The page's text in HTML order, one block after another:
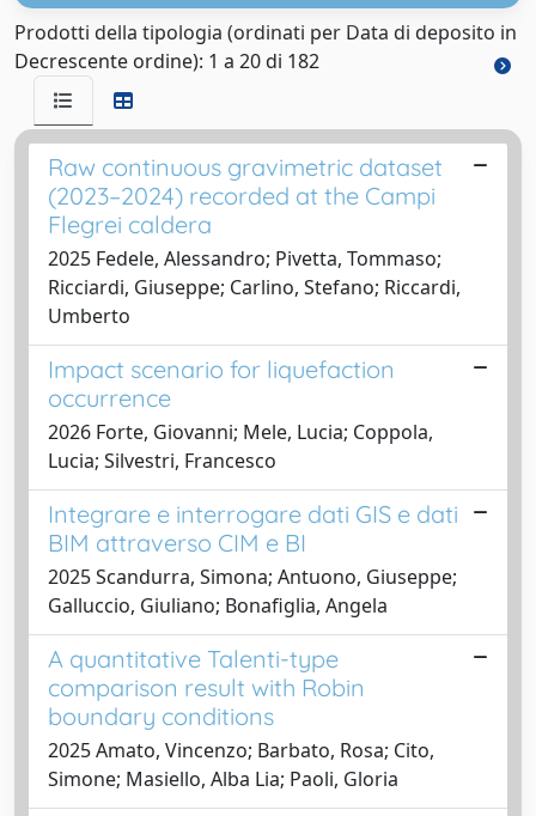
Prodotti della tipologia (ordinati per Data di deposito in
Decrescente ordine): 1 a 20 di 182
Raw continuous gravimetric dataset
(2023–2024) recorded at the Campi
Flegrei caldera
2025 Fedele, Alessandro; Pivetta, Tommaso;
Ricciardi, Giuseppe; Carlino, Stefano; Riccardi,
Umberto
Impact scenario for liquefaction
occurrence
2026 Forte, Giovanni; Mele, Lucia; Coppola,
Lucia; Silvestri, Francesco
Integrare e interrogare dati GIS e dati
BIM attraverso CIM e BI
2025 Scandurra, Simona; Antuono, Giuseppe;
Galluccio, Giuliano; Bonafiglia, Angela
A quantitative Talenti-type
comparison result with Robin
boundary conditions
2025 Amato, Vincenzo; Barbato, Rosa; Cito,
Simone; Masiello, Alba Lia; Paoli, Gloria